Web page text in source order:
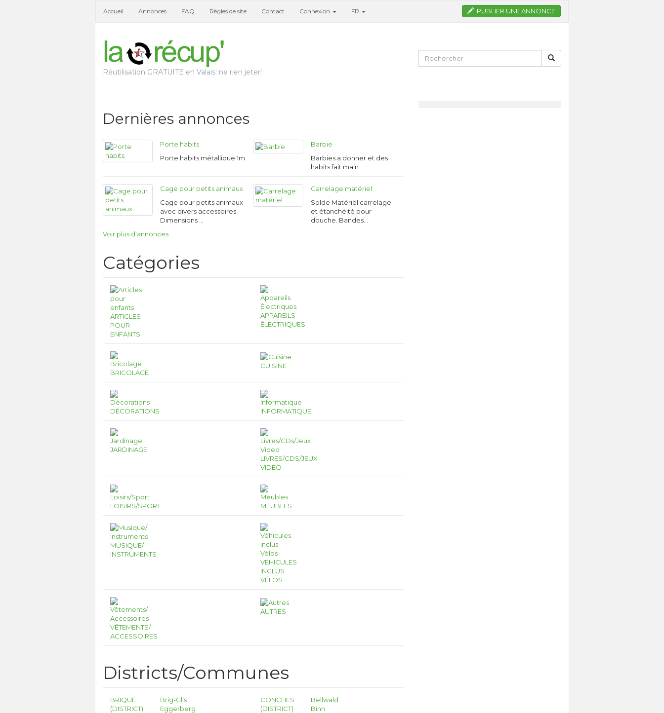
Accueil Annonces FAQ Règles de site Contact Connexion FR PUBLIER UNE ANNONCE
Réutilisation GRATUITE en Valais: ne rien jeter!
Dernières annonces
Porte habits
Porte habits métallique 1m
Barbie
Barbies a donner et des
habits fait main
Cage pour petits animaux
Cage pour petits animaux
avec divers accessoires
Dimensions …
Carrelage matériel
Solde Matériel carrelage
et étanchéité pour
douche. Bandes…
Voir plus d'annonces
Catégories
ARTICLES
POUR
ENFANTS
APPAREILS
ÉLECTRIQUES
BRICOLAGE
CUISINE
DÉCORATIONS INFORMATIQUE
JARDINAGE
LIVRES/CDS/JEUX
VIDEO
LOISIRS/SPORT MEUBLES
MUSIQUE/
INSTRUMENTS
VÉHICULES
INCLUS
VÉLOS
VÊTEMENTS/
ACCESSOIRES
AUTRES
Districts/Communes
BRIQUE
(DISTRICT)
Brig-Glis
Eggerberg
CONCHES
(DISTRICT)
Bellwald
Binn